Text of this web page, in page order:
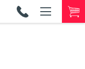
TEL